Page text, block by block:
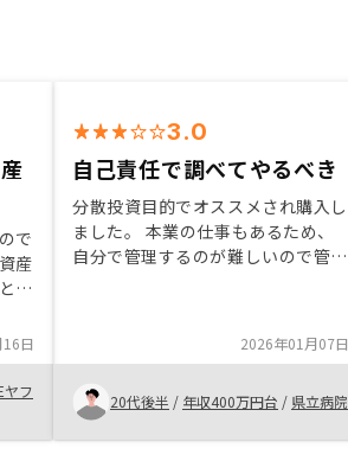
で
産
こ
な
の
性
日
ヤフ
3.0
自己責任で調べてやるべき
分散投資目的でオススメされ購入し
ました。 本業の仕事もあるため、
自分で管理するのが難しいので管理
2026年01月07日
20代後半 / 年収400万円台 / 県立病院